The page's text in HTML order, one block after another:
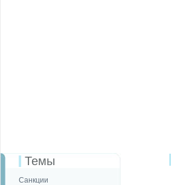
Темы
Санкции